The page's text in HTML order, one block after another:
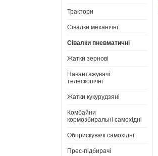
Трактори
Сівалки механічні
Сівалки пневматичні
Жатки зернові
Навантажувачі
телескопічні
Жатки кукурудзяні
Комбайни
кормозбиральні самохідні
Обприскувачі самохідні
Прес-підбирачі